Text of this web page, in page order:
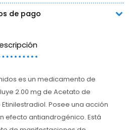
de pago
es un medicamento de
2.00 mg de Acetato de
Posee una acción
efecto antiandrogénico. Está